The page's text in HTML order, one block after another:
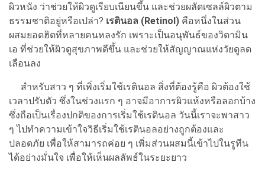
ผิวหนัง ว่าช่วยให้ผิวดูเรียบเนียนขึ้น และช่วยผลัดเซลล์ผิวตาม
ธรรมชาติอยู่หรือเปล่า? เรตินอล (Retinol) คือหนึ่งในส่วน
ผสมยอดฮิตที่หลายคนหลงรัก เพราะเป็นอนุพันธ์ของวิตามิน
เอ ที่ช่วยให้ผิวดูสุขภาพดีขึ้น และช่วยให้สัญญาณแห่งวัยดูลด
เลือนลง
สำหรับสาว ๆ ที่เพิ่งเริ่มใช้เรตินอล สิ่งที่ต้องรู้คือ ผิวต้องใช้
เวลาปรับตัว ซึ่งในช่วงแรก ๆ อาจมีอาการผิวแห้งหรือลอกบ้าง
ซึ่งถือเป็นเรื่องปกติของการเริ่มใช้เรตินอล วันนี้เราจะพาสาว
ๆ ไปทำความเข้าใจวิธีเริ่มใช้เรตินอลอย่างถูกต้องและ
ปลอดภัย เพื่อให้สามารถค่อย ๆ เพิ่มส่วนผสมนี้เข้าไปในรูทีน
ได้อย่างมั่นใจ เพื่อให้เห็นผลลัพธ์ในระยะยาว